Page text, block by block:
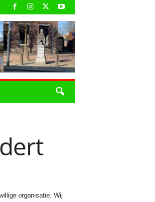
organisatie. Wij